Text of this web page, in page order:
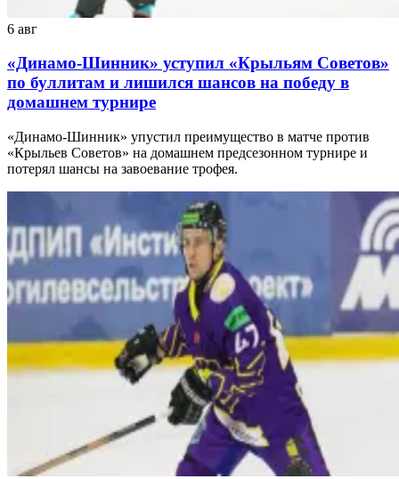
6 авг
«Динамо-Шинник» уступил «Крыльям Советов»
по буллитам и лишился шансов на победу в
домашнем турнире
«Динамо-Шинник» упустил преимущество в матче против
«Крыльев Советов» на домашнем предсезонном турнире и
потерял шансы на завоевание трофея.